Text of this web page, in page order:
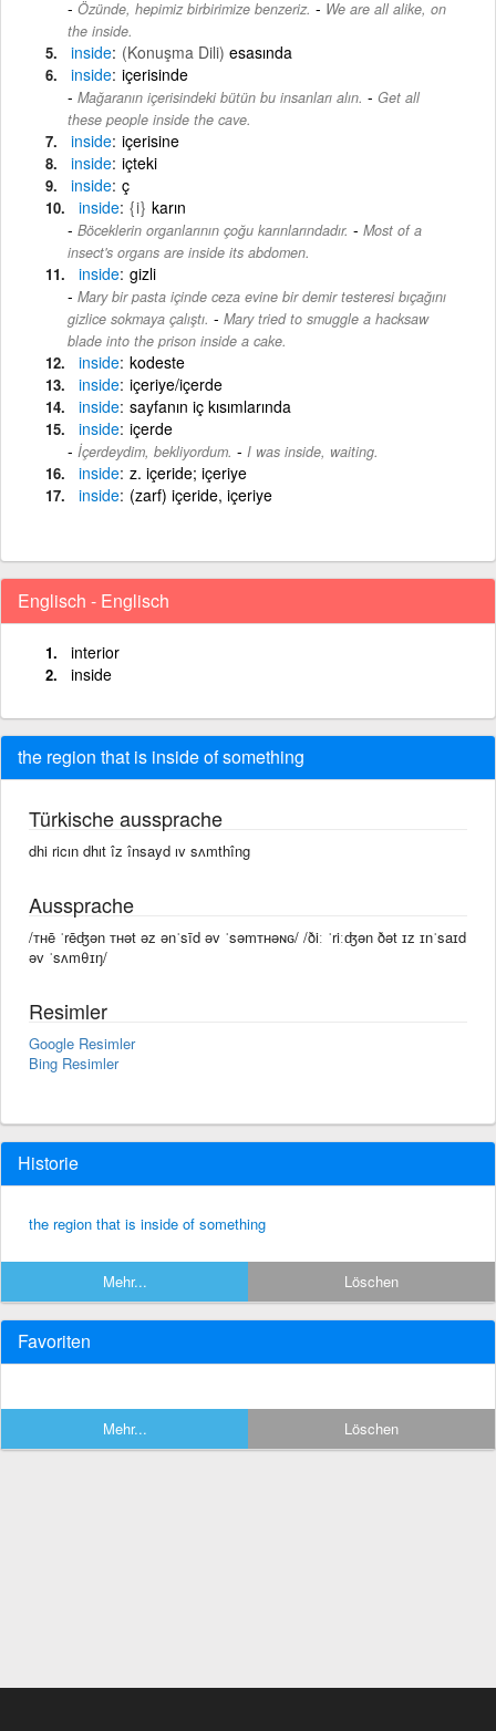
Özünde, hepimiz birbirimize benzeriz. - We are all alike, on
the inside.
inside (Konuşma Dili) esasında
inside içerisinde
Mağaranın içerisindeki bütün bu insanları alın. - Get all
these people inside the cave.
inside içerisine
inside içteki
inside ç
inside {i} karın
Böceklerin organlarının çoğu karınlarındadır. - Most of a
insect's organs are inside its abdomen.
inside gizli
Mary bir pasta içinde ceza evine bir demir testeresi bıçağını
gizlice sokmaya çalıştı. - Mary tried to smuggle a hacksaw
blade into the prison inside a cake.
inside kodeste
inside içeriye/içerde
inside sayfanın iç kısımlarında
inside içerde
İçerdeydim, bekliyordum. - I was inside, waiting.
inside z. içeride; içeriye
inside (zarf) içeride, içeriye
Englisch - Englisch
interior
inside
the region that is inside of something
Türkische aussprache
dhi ricın dhıt îz însayd ıv sʌmthîng
Aussprache
/ᴛʜē ˈrēʤən ᴛʜət əz ənˈsīd əv ˈsəmᴛʜəɴɢ/ /ðiː ˈriːʤən ðət ɪz ɪnˈsaɪd
əv ˈsʌmθɪŋ/
Resimler
Google Resimler
Bing Resimler
Historie
the region that is inside of something
Mehr... Löschen
Favoriten
Mehr... Löschen